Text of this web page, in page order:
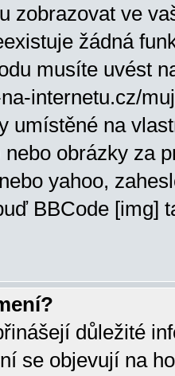
zobrazovat ve
žádná
musíte uvést
internetu.cz/
umístěné na
obrázky za
yahoo,
BBCode [img]
důležité
se objevují na